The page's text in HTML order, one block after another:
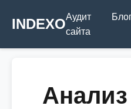
INDEXOАудит
сайта
Анализ